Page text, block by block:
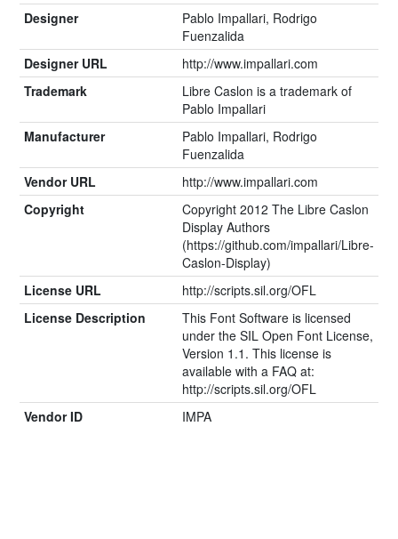
Designer
Pablo Impallari, Rodrigo
Fuenzalida
Designer URL
http://www.impallari.com
Trademark
Libre Caslon is a trademark of
Pablo Impallari
Manufacturer
Pablo Impallari, Rodrigo
Fuenzalida
Vendor URL
http://www.impallari.com
Copyright
Copyright 2012 The Libre Caslon
Display Authors
(https://github.com/impallari/Libre-
Caslon-Display)
License URL
http://scripts.sil.org/OFL
License Description
This Font Software is licensed
under the SIL Open Font License,
Version 1.1. This license is
available with a FAQ at:
http://scripts.sil.org/OFL
Vendor ID
IMPA